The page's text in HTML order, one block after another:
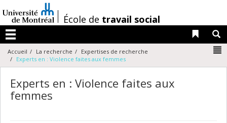
au
contenu
/École de travail social
Menu
Liens
Accueil La recherche
Expertises de recherche
Experts en : Violence faites aux femmes
Experts en : Violence faites aux
femmes